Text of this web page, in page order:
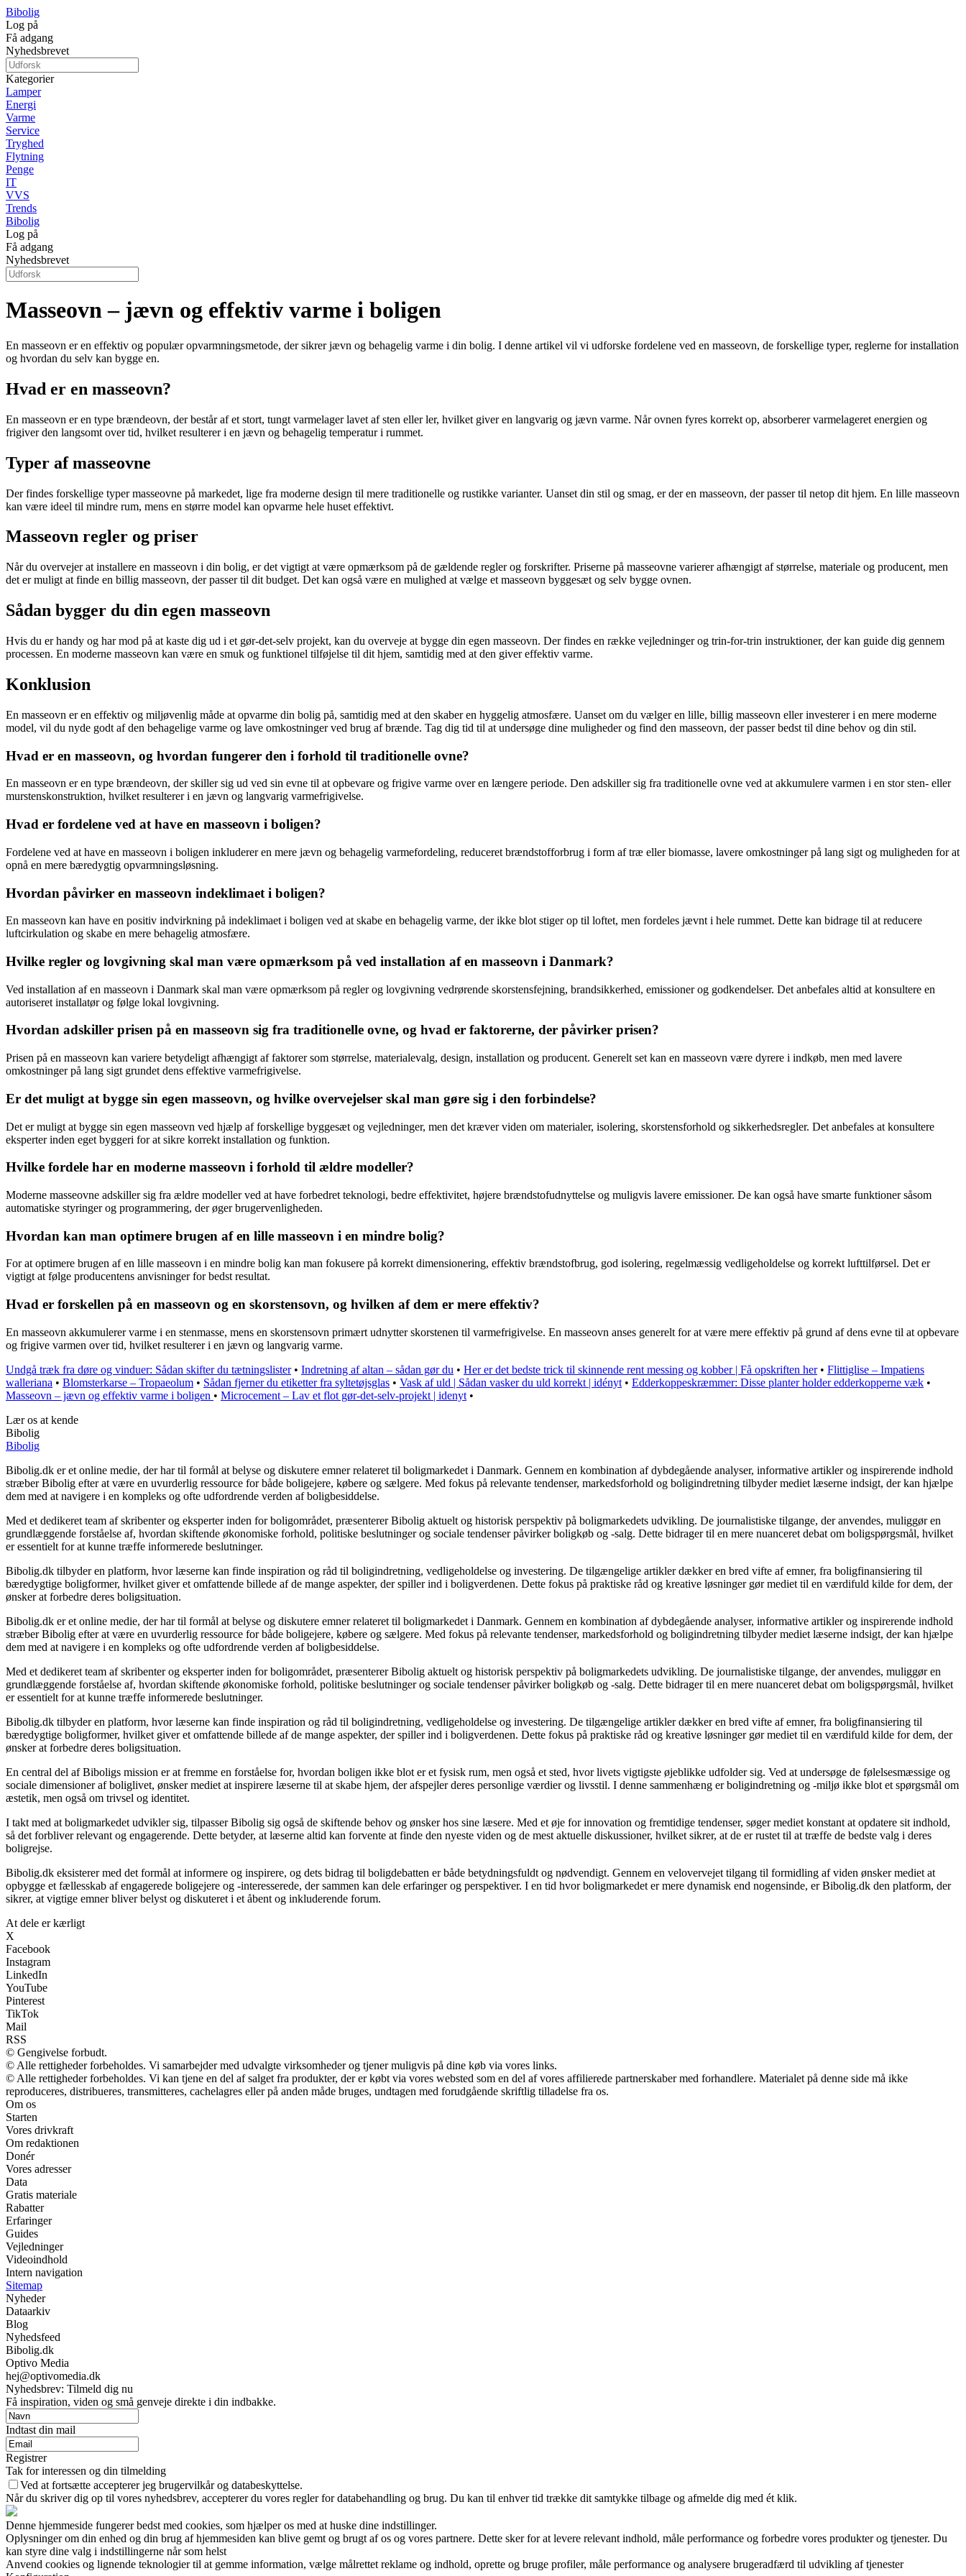
Bibolig
Log på
Få adgang
Nyhedsbrevet
Kategorier
Lamper
Energi
Varme
Service
Tryghed
Flytning
Penge
IT
VVS
Trends
Bibolig
Log på
Få adgang
Nyhedsbrevet
Masseovn – jævn og effektiv varme i boligen
En masseovn er en effektiv og populær opvarmningsmetode, der sikrer jævn og behagelig varme i din bolig. I denne artikel vil vi udforske fordelene ved en masseovn, de forskellige typer, reglerne for installation
og hvordan du selv kan bygge en.
Hvad er en masseovn?
En masseovn er en type brændeovn, der består af et stort, tungt varmelager lavet af sten eller ler, hvilket giver en langvarig og jævn varme. Når ovnen fyres korrekt op, absorberer varmelageret energien og
frigiver den langsomt over tid, hvilket resulterer i en jævn og behagelig temperatur i rummet.
Typer af masseovne
Der findes forskellige typer masseovne på markedet, lige fra moderne design til mere traditionelle og rustikke varianter. Uanset din stil og smag, er der en masseovn, der passer til netop dit hjem. En lille masseovn
kan være ideel til mindre rum, mens en større model kan opvarme hele huset effektivt.
Masseovn regler og priser
Når du overvejer at installere en masseovn i din bolig, er det vigtigt at være opmærksom på de gældende regler og forskrifter. Priserne på masseovne varierer afhængigt af størrelse, materiale og producent, men
det er muligt at finde en billig masseovn, der passer til dit budget. Det kan også være en mulighed at vælge et masseovn byggesæt og selv bygge ovnen.
Sådan bygger du din egen masseovn
Hvis du er handy og har mod på at kaste dig ud i et gør-det-selv projekt, kan du overveje at bygge din egen masseovn. Der findes en række vejledninger og trin-for-trin instruktioner, der kan guide dig gennem
processen. En moderne masseovn kan være en smuk og funktionel tilføjelse til dit hjem, samtidig med at den giver effektiv varme.
Konklusion
En masseovn er en effektiv og miljøvenlig måde at opvarme din bolig på, samtidig med at den skaber en hyggelig atmosfære. Uanset om du vælger en lille, billig masseovn eller investerer i en mere moderne
model, vil du nyde godt af den behagelige varme og lave omkostninger ved brug af brænde. Tag dig tid til at undersøge dine muligheder og find den masseovn, der passer bedst til dine behov og din stil.
Hvad er en masseovn, og hvordan fungerer den i forhold til traditionelle ovne?
En masseovn er en type brændeovn, der skiller sig ud ved sin evne til at opbevare og frigive varme over en længere periode. Den adskiller sig fra traditionelle ovne ved at akkumulere varmen i en stor sten- eller
murstenskonstruktion, hvilket resulterer i en jævn og langvarig varmefrigivelse.
Hvad er fordelene ved at have en masseovn i boligen?
Fordelene ved at have en masseovn i boligen inkluderer en mere jævn og behagelig varmefordeling, reduceret brændstofforbrug i form af træ eller biomasse, lavere omkostninger på lang sigt og muligheden for at
opnå en mere bæredygtig opvarmningsløsning.
Hvordan påvirker en masseovn indeklimaet i boligen?
En masseovn kan have en positiv indvirkning på indeklimaet i boligen ved at skabe en behagelig varme, der ikke blot stiger op til loftet, men fordeles jævnt i hele rummet. Dette kan bidrage til at reducere
luftcirkulation og skabe en mere behagelig atmosfære.
Hvilke regler og lovgivning skal man være opmærksom på ved installation af en masseovn i Danmark?
Ved installation af en masseovn i Danmark skal man være opmærksom på regler og lovgivning vedrørende skorstensfejning, brandsikkerhed, emissioner og godkendelser. Det anbefales altid at konsultere en
autoriseret installatør og følge lokal lovgivning.
Hvordan adskiller prisen på en masseovn sig fra traditionelle ovne, og hvad er faktorerne, der påvirker prisen?
Prisen på en masseovn kan variere betydeligt afhængigt af faktorer som størrelse, materialevalg, design, installation og producent. Generelt set kan en masseovn være dyrere i indkøb, men med lavere
omkostninger på lang sigt grundet dens effektive varmefrigivelse.
Er det muligt at bygge sin egen masseovn, og hvilke overvejelser skal man gøre sig i den forbindelse?
Det er muligt at bygge sin egen masseovn ved hjælp af forskellige byggesæt og vejledninger, men det kræver viden om materialer, isolering, skorstensforhold og sikkerhedsregler. Det anbefales at konsultere
eksperter inden eget byggeri for at sikre korrekt installation og funktion.
Hvilke fordele har en moderne masseovn i forhold til ældre modeller?
Moderne masseovne adskiller sig fra ældre modeller ved at have forbedret teknologi, bedre effektivitet, højere brændstofudnyttelse og muligvis lavere emissioner. De kan også have smarte funktioner såsom
automatiske styringer og programmering, der øger brugervenligheden.
Hvordan kan man optimere brugen af en lille masseovn i en mindre bolig?
For at optimere brugen af en lille masseovn i en mindre bolig kan man fokusere på korrekt dimensionering, effektiv brændstofbrug, god isolering, regelmæssig vedligeholdelse og korrekt lufttilførsel. Det er
vigtigt at følge producentens anvisninger for bedst resultat.
Hvad er forskellen på en masseovn og en skorstensovn, og hvilken af dem er mere effektiv?
En masseovn akkumulerer varme i en stenmasse, mens en skorstensovn primært udnytter skorstenen til varmefrigivelse. En masseovn anses generelt for at være mere effektiv på grund af dens evne til at opbevare
og frigive varmen over tid, hvilket resulterer i en jævn og langvarig varme.
Undgå træk fra døre og vinduer: Sådan skifter du tætningslister• Indretning af altan – sådan gør du • Her er det bedste trick til skinnende rent messing og kobber | Få opskriften her• Flittiglise – Impatiens
walleriana • Blomsterkarse – Tropaeolum • Sådan fjerner du etiketter fra syltetøjsglas • Vask af uld | Sådan vasker du uld korrekt | idényt • Edderkoppeskræmmer: Disse planter holder edderkopperne væk •
Masseovn – jævn og effektiv varme i boligen • Microcement – Lav et flot gør-det-selv-projekt | idenyt •
Lær os at kende
Bibolig
Bibolig
Bibolig.dk er et online medie, der har til formål at belyse og diskutere emner relateret til boligmarkedet i Danmark. Gennem en kombination af dybdegående analyser, informative artikler og inspirerende indhold
stræber Bibolig efter at være en uvurderlig ressource for både boligejere, købere og sælgere. Med fokus på relevante tendenser, markedsforhold og boligindretning tilbyder mediet læserne indsigt, der kan hjælpe
dem med at navigere i en kompleks og ofte udfordrende verden af boligbesiddelse.
Med et dedikeret team af skribenter og eksperter inden for boligområdet, præsenterer Bibolig aktuelt og historisk perspektiv på boligmarkedets udvikling. De journalistiske tilgange, der anvendes, muliggør en
grundlæggende forståelse af, hvordan skiftende økonomiske forhold, politiske beslutninger og sociale tendenser påvirker boligkøb og -salg. Dette bidrager til en mere nuanceret debat om boligspørgsmål, hvilket
er essentielt for at kunne træffe informerede beslutninger.
Bibolig.dk tilbyder en platform, hvor læserne kan finde inspiration og råd til boligindretning, vedligeholdelse og investering. De tilgængelige artikler dækker en bred vifte af emner, fra boligfinansiering til
bæredygtige boligformer, hvilket giver et omfattende billede af de mange aspekter, der spiller ind i boligverdenen. Dette fokus på praktiske råd og kreative løsninger gør mediet til en værdifuld kilde for dem, der
ønsker at forbedre deres boligsituation.
Bibolig.dk er et online medie, der har til formål at belyse og diskutere emner relateret til boligmarkedet i Danmark. Gennem en kombination af dybdegående analyser, informative artikler og inspirerende indhold
stræber Bibolig efter at være en uvurderlig ressource for både boligejere, købere og sælgere. Med fokus på relevante tendenser, markedsforhold og boligindretning tilbyder mediet læserne indsigt, der kan hjælpe
dem med at navigere i en kompleks og ofte udfordrende verden af boligbesiddelse.
Med et dedikeret team af skribenter og eksperter inden for boligområdet, præsenterer Bibolig aktuelt og historisk perspektiv på boligmarkedets udvikling. De journalistiske tilgange, der anvendes, muliggør en
grundlæggende forståelse af, hvordan skiftende økonomiske forhold, politiske beslutninger og sociale tendenser påvirker boligkøb og -salg. Dette bidrager til en mere nuanceret debat om boligspørgsmål, hvilket
er essentielt for at kunne træffe informerede beslutninger.
Bibolig.dk tilbyder en platform, hvor læserne kan finde inspiration og råd til boligindretning, vedligeholdelse og investering. De tilgængelige artikler dækker en bred vifte af emner, fra boligfinansiering til
bæredygtige boligformer, hvilket giver et omfattende billede af de mange aspekter, der spiller ind i boligverdenen. Dette fokus på praktiske råd og kreative løsninger gør mediet til en værdifuld kilde for dem, der
ønsker at forbedre deres boligsituation.
En central del af Biboligs mission er at fremme en forståelse for, hvordan boligen ikke blot er et fysisk rum, men også et sted, hvor livets vigtigste øjeblikke udfolder sig. Ved at undersøge de følelsesmæssige og
sociale dimensioner af boliglivet, ønsker mediet at inspirere læserne til at skabe hjem, der afspejler deres personlige værdier og livsstil. I denne sammenhæng er boligindretning og -miljø ikke blot et spørgsmål om
æstetik, men også om trivsel og identitet.
I takt med at boligmarkedet udvikler sig, tilpasser Bibolig sig også de skiftende behov og ønsker hos sine læsere. Med et øje for innovation og fremtidige tendenser, søger mediet konstant at opdatere sit indhold,
så det forbliver relevant og engagerende. Dette betyder, at læserne altid kan forvente at finde den nyeste viden og de mest aktuelle diskussioner, hvilket sikrer, at de er rustet til at træffe de bedste valg i deres
boligrejse.
Bibolig.dk eksisterer med det formål at informere og inspirere, og dets bidrag til boligdebatten er både betydningsfuldt og nødvendigt. Gennem en velovervejet tilgang til formidling af viden ønsker mediet at
opbygge et fællesskab af engagerede boligejere og -interesserede, der sammen kan dele erfaringer og perspektiver. I en tid hvor boligmarkedet er mere dynamisk end nogensinde, er Bibolig.dk den platform, der
sikrer, at vigtige emner bliver belyst og diskuteret i et åbent og inkluderende forum.
At dele er kærligt
X
Facebook
Instagram
LinkedIn
YouTube
Pinterest
TikTok
Mail
RSS
© Gengivelse forbudt.
© Alle rettigheder forbeholdes. Vi samarbejder med udvalgte virksomheder og tjener muligvis på dine køb via vores links.
© Alle rettigheder forbeholdes. Vi kan tjene en del af salget fra produkter, der er købt via vores websted som en del af vores affilierede partnerskaber med forhandlere. Materialet på denne side må ikke
reproduceres, distribueres, transmitteres, cachelagres eller på anden måde bruges, undtagen med forudgående skriftlig tilladelse fra os.
Om os
Starten
Vores drivkraft
Om redaktionen
Donér
Vores adresser
Data
Gratis materiale
Rabatter
Erfaringer
Guides
Vejledninger
Videoindhold
Intern navigation
Sitemap
Nyheder
Dataarkiv
Blog
Nyhedsfeed
Bibolig.dk
Optivo Media
hej@optivomedia.dk
Nyhedsbrev: Tilmeld dig nu
Få inspiration, viden og små genveje direkte i din indbakke.
Indtast din mail
Registrer
Tak for interessen og din tilmelding
Ved at fortsætte accepterer jeg brugervilkår og databeskyttelse.
Når du skriver dig op til vores nyhedsbrev, accepterer du vores regler for databehandling og brug. Du kan til enhver tid trække dit samtykke tilbage og afmelde dig med ét klik.
Denne hjemmeside fungerer bedst med cookies, som hjælper os med at huske dine indstillinger.
Oplysninger om din enhed og din brug af hjemmesiden kan blive gemt og brugt af os og vores partnere. Dette sker for at levere relevant indhold, måle performance og forbedre vores produkter og tjenester. Du
kan styre dine valg i indstillingerne når som helst
Anvend cookies og lignende teknologier til at gemme information, vælge målrettet reklame og indhold, oprette og bruge profiler, måle performance og analysere brugeradfærd til udvikling af tjenester